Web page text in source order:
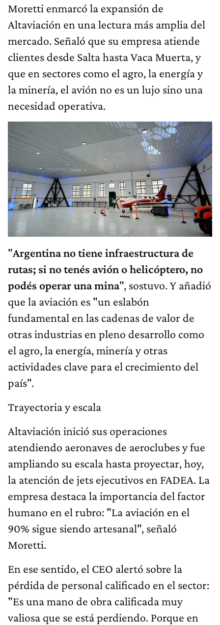
Moretti enmarcó la expansión de
Altaviación en una lectura más amplia del
mercado. Señaló que su empresa atiende
clientes desde Salta hasta Vaca Muerta, y
que en sectores como el agro, la energía y
la minería, el avión no es un lujo sino una
necesidad operativa.
"Argentina no tiene infraestructura de
rutas; si no tenés avión o helicóptero, no
podés operar una mina", sostuvo. Y añadió
que la aviación es "un eslabón
fundamental en las cadenas de valor de
otras industrias en pleno desarrollo como
el agro, la energía, minería y otras
actividades clave para el crecimiento del
país".
Trayectoria y escala
Altaviación inició sus operaciones
atendiendo aeronaves de aeroclubes y fue
ampliando su escala hasta proyectar, hoy,
la atención de jets ejecutivos en FADEA. La
empresa destaca la importancia del factor
humano en el rubro: "La aviación en el
90% sigue siendo artesanal", señaló
Moretti.
En ese sentido, el CEO alertó sobre la
pérdida de personal calificado en el sector:
"Es una mano de obra calificada muy
valiosa que se está perdiendo. Porque en